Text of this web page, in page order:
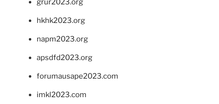
grur2023.org
hkhk2023.org
napm2023.org
apsdfd2023.org
forumausape2023.com
imkl2023.com